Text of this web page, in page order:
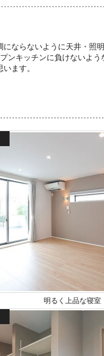
ならないように天井・照
ンキッチンに負けないよ
ます。
明るく上品な寝室